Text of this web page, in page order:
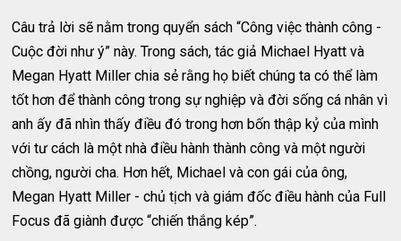
Câu trả lời sẽ nằm trong quyển sách “Công việc thành công -
Cuộc đời như ý” này. Trong sách, tác giả Michael Hyatt và
Megan Hyatt Miller chia sẻ rằng họ biết chúng ta có thể làm
tốt hơn để thành công trong sự nghiệp và đời sống cá nhân vì
anh ấy đã nhìn thấy điều đó trong hơn bốn thập kỷ của mình
với tư cách là một nhà điều hành thành công và một người
chồng, người cha. Hơn hết, Michael và con gái của ông,
Megan Hyatt Miller - chủ tịch và giám đốc điều hành của Full
Focus đã giành được “chiến thắng kép”.